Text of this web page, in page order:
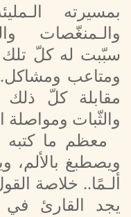
بمسيرته
والـمنغّصات
سبّبت له كلّ تلك
ومتاعب
مقابلة كلّ ذلك
والثّبات ومواصلة
معظم ما كتبه
ويصطبغ بالألم،
ألـمًا.. خلاصة
يجد القارئ